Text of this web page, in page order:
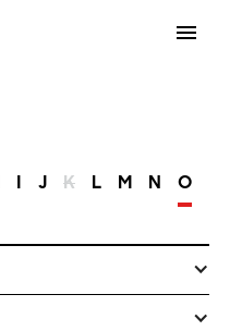
I J K L M N O